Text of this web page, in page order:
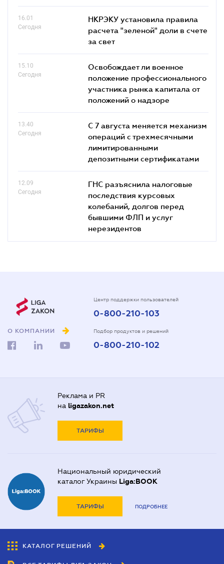
16.01
Сегодня
НКРЭКУ установила правила
расчета "зеленой" доли в счете
за свет
15.10
Сегодня
Освобождает ли военное
положение профессионального
участника рынка капитала от
положений о надзоре
13.40
Сегодня
С 7 августа меняется механизм
операций с трехмесячными
лимитированными
депозитными сертификатами
12.09
Сегодня
ГНС разъяснила налоговые
последствия курсовых
колебаний, долгов перед
бывшими ФЛП и услуг
нерезидентов
О КОМПАНИИ
Центр поддержки пользователей
0-800-210-103
Подбор продуктов и решений
0-800-210-102
Реклама и PR
на ligazakon.net
ТАРИФЫ
Национальный юридический
каталог Украины Liga:BOOK
ТАРИФЫ ПОДРОБНЕЕ
КАТАЛОГ РЕШЕНИЙ